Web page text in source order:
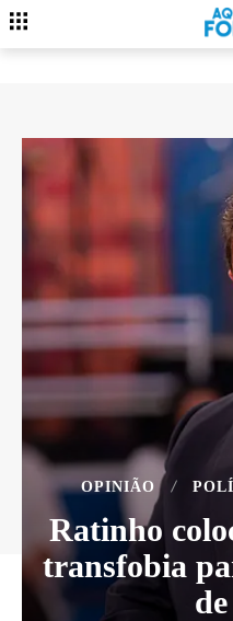
OPINIÃO
Ratinho
transfobia